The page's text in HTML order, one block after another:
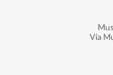
Via